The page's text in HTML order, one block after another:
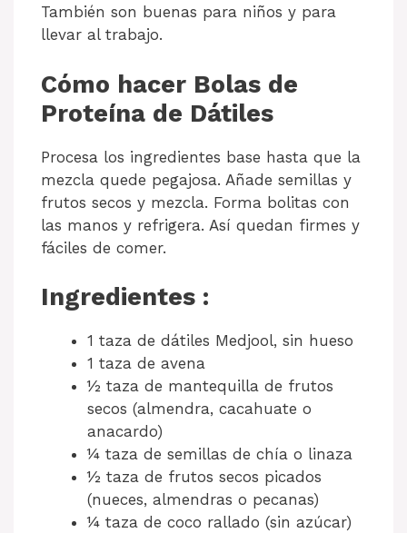
También son buenas para niños y para
llevar al trabajo.
Cómo hacer Bolas de
Proteína de Dátiles
Procesa los ingredientes base hasta que la
mezcla quede pegajosa. Añade semillas y
frutos secos y mezcla. Forma bolitas con
las manos y refrigera. Así quedan firmes y
fáciles de comer.
Ingredientes :
1 taza de dátiles Medjool, sin hueso
1 taza de avena
½ taza de mantequilla de frutos
secos (almendra, cacahuate o
anacardo)
¼ taza de semillas de chía o linaza
½ taza de frutos secos picados
(nueces, almendras o pecanas)
¼ taza de coco rallado (sin azúcar)